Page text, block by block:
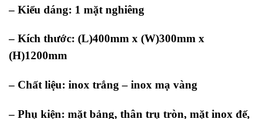
– Kiểu dáng: 1 mặt nghiêng
– Kích thước: (L)400mm x (W)300mm x
(H)1200mm
– Chất liệu: inox trắng – inox mạ vàng
– Phụ kiện: mặt bảng, thân trụ tròn, mặt inox đế,